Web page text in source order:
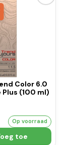
Color 6.0
Plus (100 ml)
Op voorraad
toe